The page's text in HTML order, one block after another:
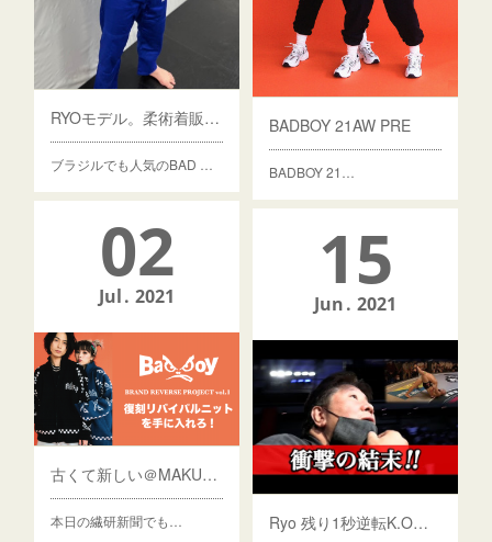
RYOモデル。柔術着販売開始。
ブラジルでも人気のBAD …
BADBOY 21AW PRE
BADBOY 21…
02
Jul 2021
古くて新しい＠MAKUAKE
本日の繊研新聞でも…
15
Jun 2021
Ryo 残り1秒逆転K.O勝利